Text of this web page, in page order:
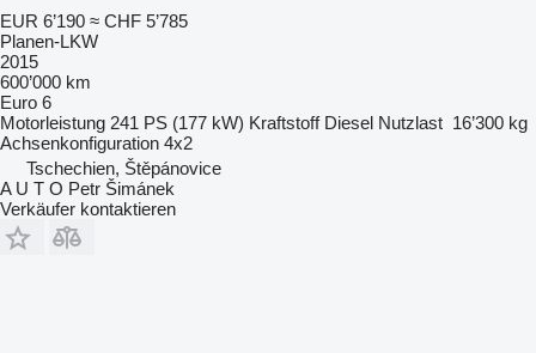
EUR 6’190 ≈ CHF 5’785
Planen-LKW
2015
600’000 km
Euro 6
Motorleistung 241 PS (177 kW) Kraftstoff Diesel Nutzlast 16’300 kg
Achsenkonfiguration 4x2
Tschechien, Štěpánovice
A U T O Petr Šimánek
Verkäufer kontaktieren